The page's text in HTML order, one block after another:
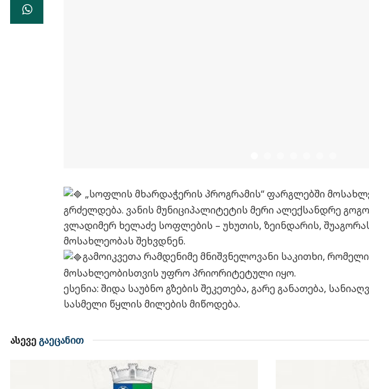
„სოფლის მხარდაჭერის პროგრამის“ ფარგლებში
გრძელდება. ვანის მუნიციპალიტეტის მერი ალექსანდრე
ვლადიმერ ხელაძე სოფლების – უხუთის, ზეინდარის,
მოსახლეობას შეხვდნენ.
გამოიკვეთა რამდენიმე მნიშვნელოვანი საკითხი,
მოსახლეობისთვის უფრო პრიორიტეტული იყო.
ესენია: შიდა საუბნო გზების შეკეთება, გარე განათება,
სასმელი წყლის მილების მიწოდება.
ასევე გაეცანით